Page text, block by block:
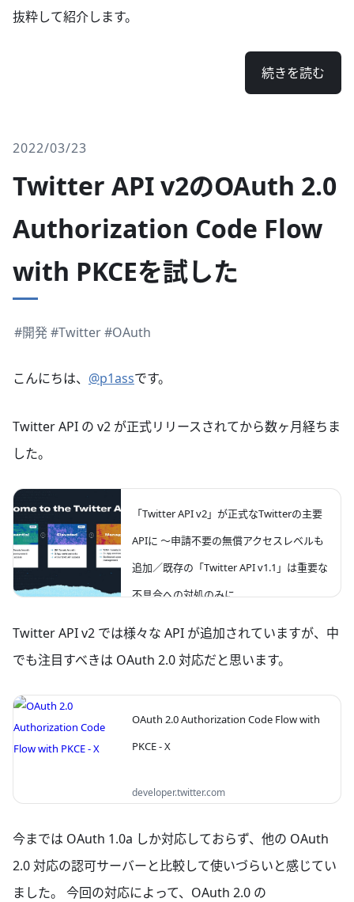
抜粋して紹介します。
続きを読む
2022/03/23
Twitter API v2のOAuth 2.0
Authorization Code Flow
with PKCEを試した
#開発#Twitter#OAuth
こんにちは、 @p1assです。
Twitter API の v2 が正式リリースされてから数ヶ月経ちま
した。
「Twitter API v2」が正式なTwitterの主要
APIに ～申請不要の無償アクセスレベルも
追加／既存の「Twitter API v1.1」は重要な
不具合への対処のみに
米Twitterは11月15日（現地時間）、
「Twitter API v2」が正式にTwitterの主要API
になったと発表した。スペースやアンケー
v1.1では利用できなかった数多くの新しい機
能やエンドポイントが追加されているとい
forest.watch.impress.co.jp
Twitter API v2 では様々な API が追加されていますが、中
でも注目すべきは OAuth 2.0 対応だと思います。
OAuth 2.0 Authorization Code Flow with
PKCE - X
Build, analyze, and innovate with X's real-
time, global data and APIs. Access
tutorials, and developer tools.
developer.twitter.com
今までは OAuth 1.0a しか対応しておらず、他の OAuth
2.0 対応の認可サーバーと比較して使いづらいと感じてい
ました。 今回の対応によって、OAuth 2.0 の